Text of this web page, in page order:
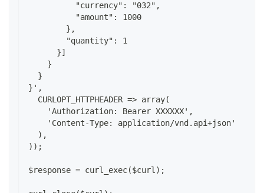
          "currency": "032",
          "amount": 1000
        },
        "quantity": 1
      }]
    }
  }
}',
  CURLOPT_HTTPHEADER => array(
    'Authorization: Bearer XXXXXX',
    'Content-Type: application/vnd.api+json'
  ),
));
$response = curl_exec($curl);